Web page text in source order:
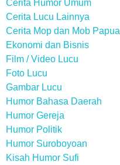
Cerita Humor Umum
Cerita Lucu Lainnya
Cerita Mop dan Mob Papua
Ekonomi dan Bisnis
Film / Video Lucu
Foto Lucu
Gambar Lucu
Humor Bahasa Daerah
Humor Gereja
Humor Politik
Humor Suroboyoan
Kisah Humor Sufi